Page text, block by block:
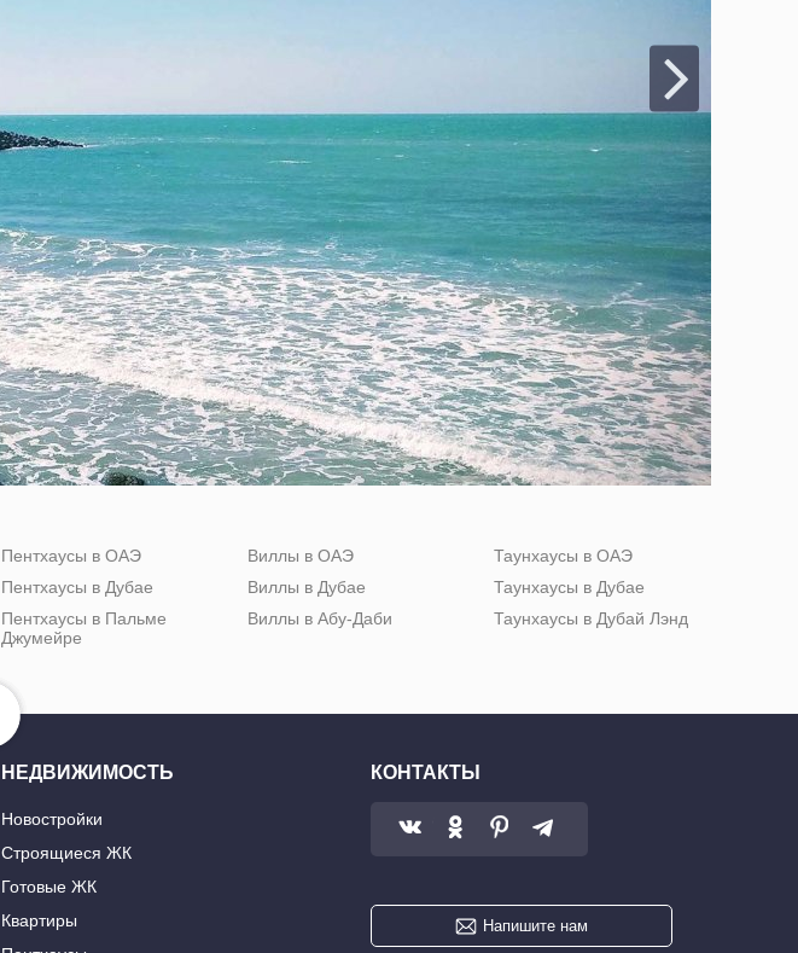
Пентхаусы в ОАЭ
Пентхаусы в Дубае
Пентхаусы в Пальме
Джумейре
Виллы в ОАЭ
Виллы в Дубае
Виллы в Абу-Даби
Таунхаусы в ОАЭ
Таунхаусы в Дубае
Таунхаусы в Дубай Лэнд
НЕДВИЖИМОСТЬ
Новостройки
Строящиеся ЖК
Готовые ЖК
Квартиры
КОНТАКТЫ
Напишите нам